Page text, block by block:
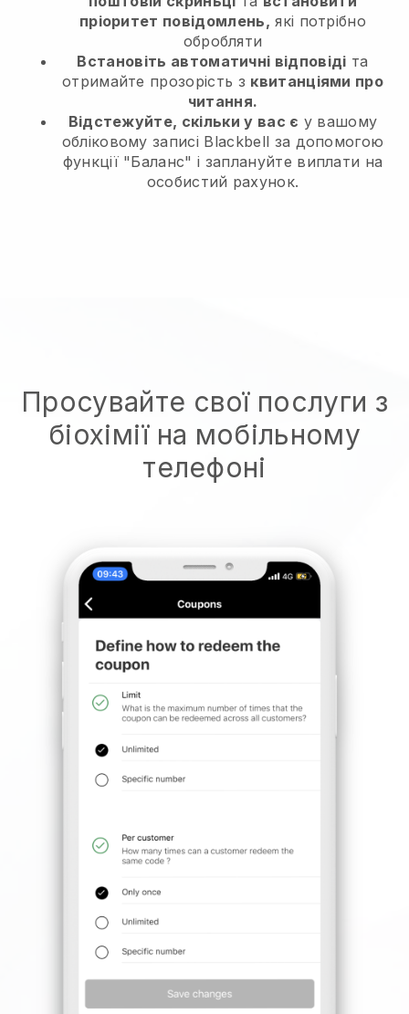
пріоритет повідомлень, які потрібно
обробляти
Встановіть автоматичні відповіді та
отримайте прозорість з квитанціями про
читання.
Відстежуйте, скільки у вас є у вашому
обліковому записі Blackbell за допомогою
функції "Баланс" і заплануйте виплати на
особистий рахунок.
Просувайте свої послуги з
біохімії на мобільному
телефоні